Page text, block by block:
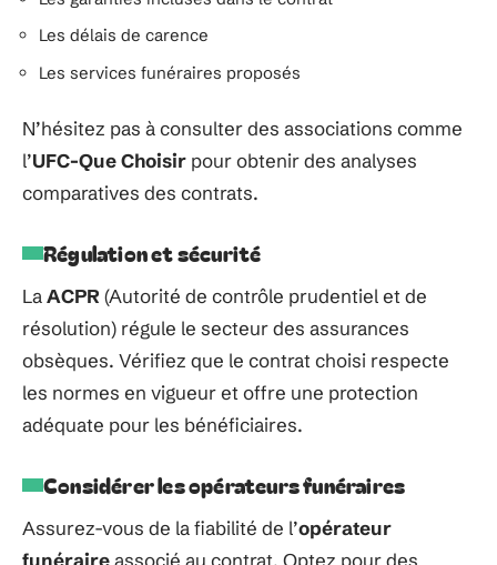
Les délais de carence
Les services funéraires proposés
N’hésitez pas à consulter des associations comme
l’UFC-Que Choisir pour obtenir des analyses
comparatives des contrats.
Régulation et sécurité
LaACPR (Autorité de contrôle prudentiel et de
résolution) régule le secteur des assurances
obsèques. Vérifiez que le contrat choisi respecte
les normes en vigueur et offre une protection
adéquate pour les bénéficiaires.
Considérer les opérateurs funéraires
Assurez-vous de la fiabilité de l’opérateur
funéraireassocié au contrat. Optez pour des